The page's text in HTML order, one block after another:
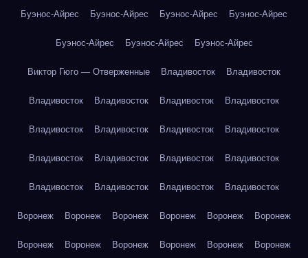
Буэнос-Айрес Буэнос-Айрес Буэнос-Айрес Буэнос-Айрес
Буэнос-Айрес Буэнос-Айрес Буэнос-Айрес
Виктор Гюго — Отверженные Владивосток Владивосток
Владивосток Владивосток Владивосток Владивосток
Владивосток Владивосток Владивосток Владивосток
Владивосток Владивосток Владивосток Владивосток
Владивосток Владивосток Владивосток Владивосток
Воронеж Воронеж Воронеж Воронеж Воронеж Воронеж
Воронеж Воронеж Воронеж Воронеж Воронеж Воронеж